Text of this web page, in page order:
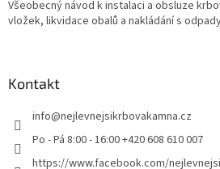
Všeobecný návod k instalaci a obsluze
vložek, likvidace obalů a nakládání s
Kontakt
info@nejlevnejsikrbovakamna.cz
Po - Pá 8:00 - 16:00 +420 608 610 007
https://www.facebook.com/